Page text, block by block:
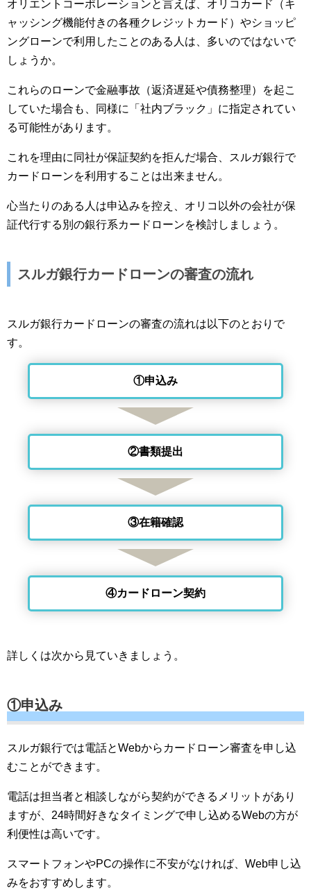
オリエントコーポレーションと言えば、オリコカード（キ
ャッシング機能付きの各種クレジットカード）やショッピ
ングローンで利用したことのある人は、多いのではないで
しょうか。
これらのローンで金融事故（返済遅延や債務整理）を起こ
していた場合も、同様に「社内ブラック」に指定されてい
る可能性があります。
これを理由に同社が保証契約を拒んだ場合、スルガ銀行で
カードローンを利用することは出来ません。
心当たりのある人は申込みを控え、オリコ以外の会社が保
証代行する別の銀行系カードローンを検討しましょう。
スルガ銀行カードローンの審査の流れ
スルガ銀行カードローンの審査の流れは以下のとおりで
す。
①申込み
②書類提出
③在籍確認
④カードローン契約
詳しくは次から見ていきましょう。
①申込み
スルガ銀行では電話とWebからカードローン審査を申し込
むことができます。
電話は担当者と相談しながら契約ができるメリットがあり
ますが、24時間好きなタイミングで申し込めるWebの方が
利便性は高いです。
スマートフォンやPCの操作に不安がなければ、Web申し込
みをおすすめします。